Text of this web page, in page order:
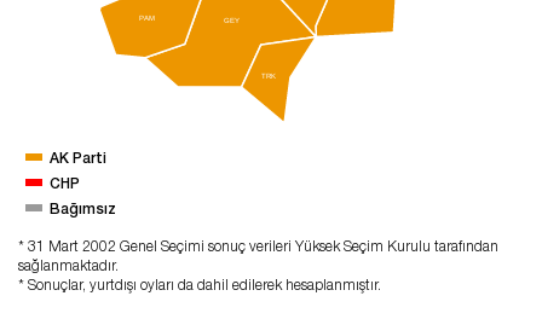
GEY
PAM
TRK
AK Parti
CHP
Bağımsız
* 31 Mart 2002 Genel Seçimi sonuç verileri Yüksek Seçim Kurulu tarafından
sağlanmaktadır.
* Sonuçlar, yurtdışı oyları da dahil edilerek hesaplanmıştır.